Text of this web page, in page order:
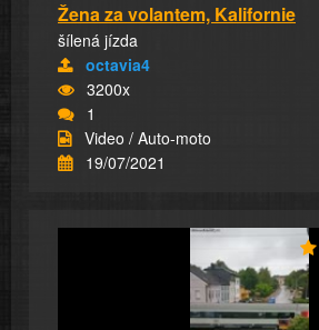
Žena za volantem, Kalifornie
šílená jízda
octavia4
3200x
1
Video / Auto-moto
19/07/2021